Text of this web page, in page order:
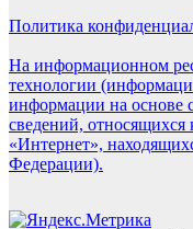
Политика
На информационном
технологии
информации на основе
сведений, относящихся
«Интернет»,
Федерации).